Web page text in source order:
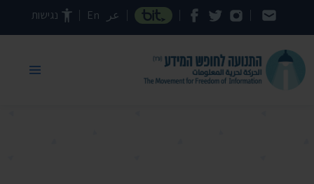
דילוג לתוכן העמוד عر En נגישות